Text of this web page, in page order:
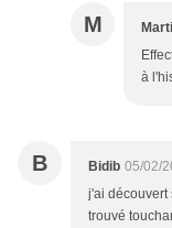
M
à
B Bidib 05/02/
j'ai découvert
trouvé